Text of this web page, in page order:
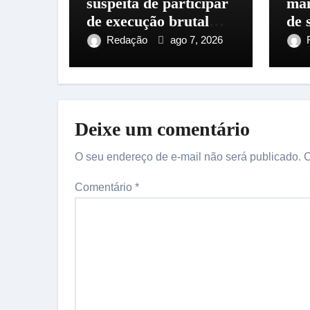
de execução brutal
com pedras em
Redação ago 7, 2026
de
Deixe um comentário
O seu endereço de e-mail não será publicado.
Comentário *